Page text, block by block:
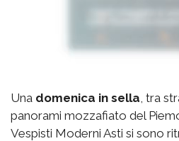
Una domenica in sella , tra
panorami mozzafiato del
Vespisti Moderni Asti si sono